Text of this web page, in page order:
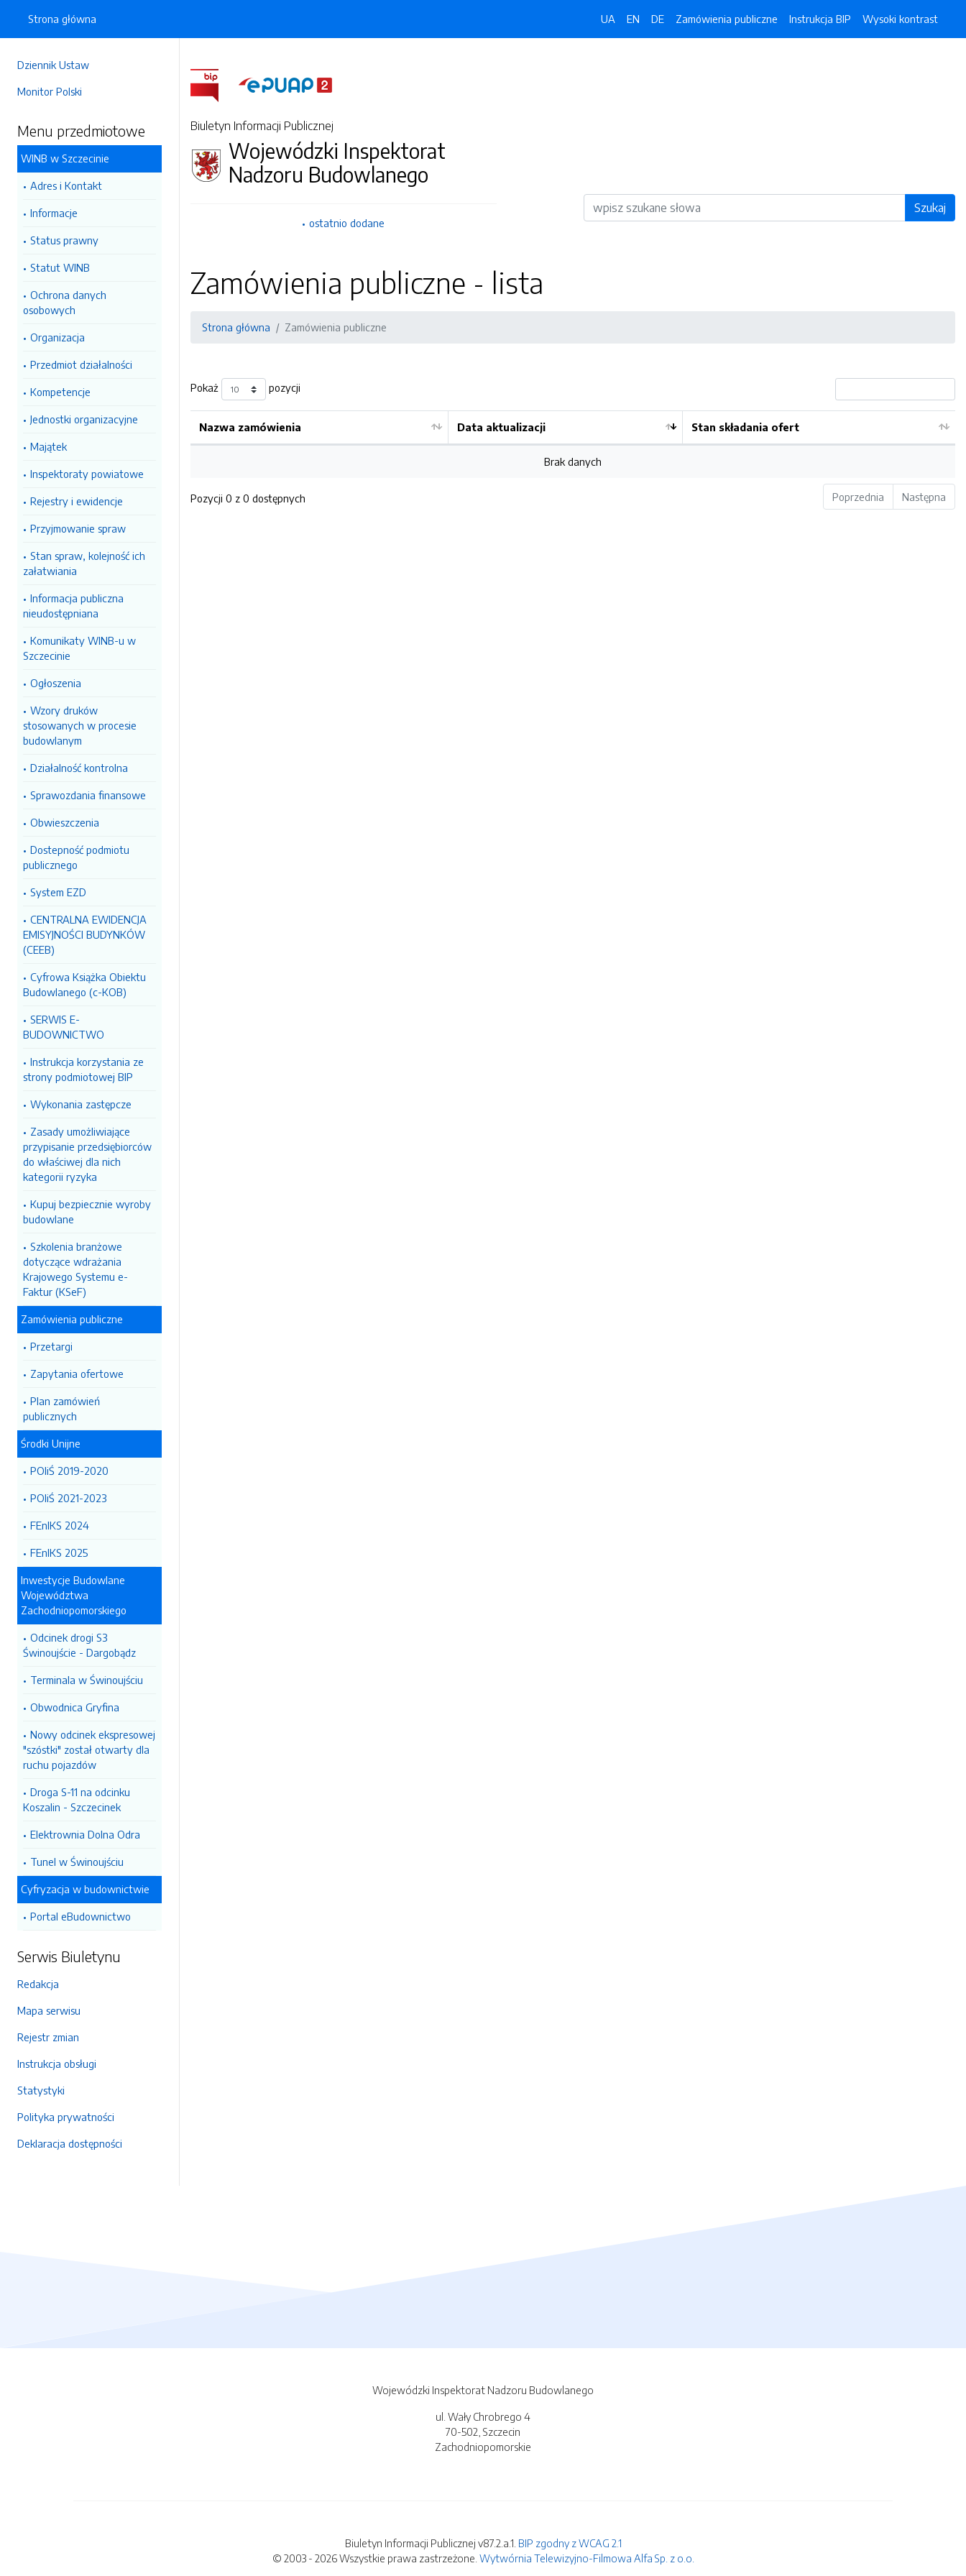
Dziennik Ustaw
Monitor Polski
Menu przedmiotowe
WINB w Szczecinie
Adres i Kontakt
Informacje
Status prawny
Statut WINB
Ochrona danych
osobowych
Organizacja
Przedmiot działalności
Kompetencje
Jednostki organizacyjne
Majątek
Inspektoraty powiatowe
Rejestry i ewidencje
Przyjmowanie spraw
Stan spraw, kolejność ich
załatwiania
Informacja publiczna
nieudostępniana
Komunikaty WINB-u w
Szczecinie
Ogłoszenia
Wzory druków
stosowanych w procesie
budowlanym
Działalność kontrolna
Sprawozdania finansowe
Obwieszczenia
Dostepność podmiotu
publicznego
System EZD
CENTRALNA EWIDENCJA
EMISYJNOŚCI BUDYNKÓW
(CEEB)
Cyfrowa Książka Obiektu
Budowlanego (c-KOB)
SERWIS E-
BUDOWNICTWO
Instrukcja korzystania ze
strony podmiotowej BIP
Wykonania zastępcze
Zasady umożliwiające
przypisanie przedsiębiorców
do właściwej dla nich
kategorii ryzyka
Kupuj bezpiecznie wyroby
budowlane
Szkolenia branżowe
dotyczące wdrażania
Krajowego Systemu e-
Faktur (KSeF)
Zamówienia publiczne
Przetargi
Zapytania ofertowe
Plan zamówień
publicznych
Środki Unijne
POIiŚ 2019-2020
POIiŚ 2021-2023
FEnIKS 2024
FEnIKS 2025
Inwestycje Budowlane
Województwa
Zachodniopomorskiego
Odcinek drogi S3
Świnoujście - Dargobądz
Terminala w Świnoujściu
Obwodnica Gryfina
Nowy odcinek ekspresowej
"szóstki" został otwarty dla
ruchu pojazdów
Droga S-11 na odcinku
Koszalin - Szczecinek
Elektrownia Dolna Odra
Tunel w Świnoujściu
Cyfryzacja w budownictwie
Portal eBudownictwo
Serwis Biuletynu
Redakcja
Mapa serwisu
Rejestr zmian
Instrukcja obsługi
Statystyki
Polityka prywatności
Deklaracja dostępności
Strona główna UA EN DE Zamówienia publiczne Instrukcja BIP Wysoki kontrast
Biuletyn Informacji Publicznej
Wojewódzki Inspektorat
Nadzoru Budowlanego
ostatnio dodane
Wyszukiwarka Szukaj
Zamówienia publiczne - lista
Strona główna Zamówienia publiczne
Pokaż pozycji
Nazwa zamówienia Data aktualizacji Stan składania ofert
Brak danych
Pozycji 0 z 0 dostępnych Poprzednia Następna
Wojewódzki Inspektorat Nadzoru Budowlanego
ul. Wały Chrobrego 4
70-502, Szczecin
Zachodniopomorskie
Biuletyn Informacji Publicznej v87.2.a.1. BIP zgodny z WCAG 2.1
© 2003 - 2026 Wszystkie prawa zastrzeżone. Wytwórnia Telewizyjno-Filmowa Alfa Sp. z o.o.